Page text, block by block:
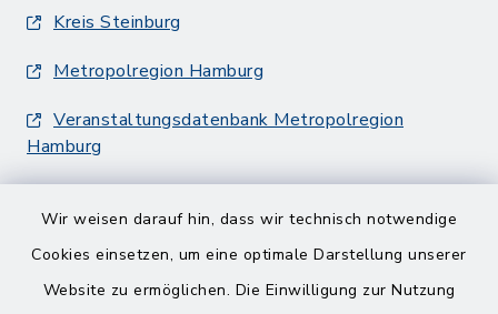
Wir weisen darauf hin, dass wir technisch notwendige
Cookies einsetzen, um eine optimale Darstellung unserer
Website zu ermöglichen. Die Einwilligung zur Nutzung
Kreis Steinburg
Metropolregion Hamburg
Veranstaltungsdatenbank Metropolregion
Hamburg